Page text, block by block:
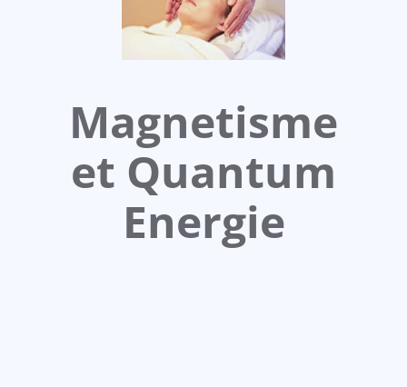
Magnetisme
et Quantum
Energie